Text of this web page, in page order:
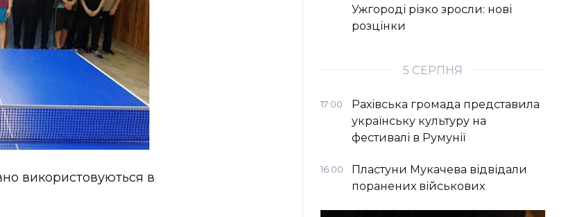
використовуються в
Ужгороді різко зросли: нові
розцінки
5 СЕРПНЯ
17:00
Рахівська громада представила
українську культуру на
фестивалі в Румунії
16:00
Пластуни Мукачева відвідали
поранених військових